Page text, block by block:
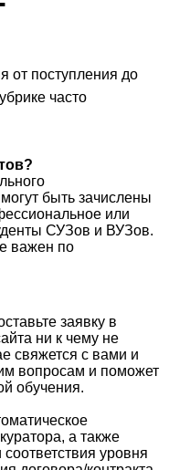
от поступления до
часто
быть зачислены
или
СУЗов и ВУЗов.
важен по
заявку в
ни к чему не
свяжется с вами и
вопросам и поможет
обучения.
а также
уровня